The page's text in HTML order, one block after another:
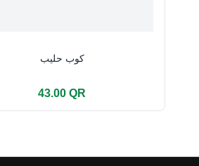
كوب حليب
43.00 QR